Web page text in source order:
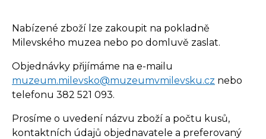
Nabízené zboží lze zakoupit na pokladně
Milevského muzea nebo po domluvě zaslat.
Objednávky přijímáme na e-mailu
muzeum.milevsko@muzeumvmilevsku.cz nebo
telefonu 382 521 093.
Prosíme o uvedení názvu zboží a počtu kusů,
kontaktních údajů objednavatele a preferovaný